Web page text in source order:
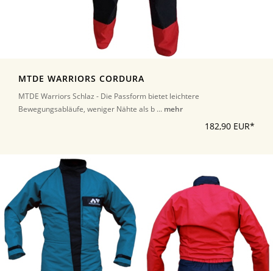
MTDE WARRIORS CORDURA
MTDE Warriors Schlaz - Die Passform bietet leichtere
Bewegungsabläufe, weniger Nähte als b ... mehr
182,90 EUR*